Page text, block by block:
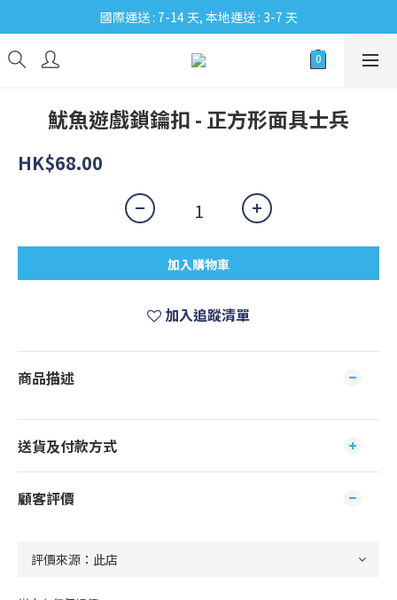
國際運送 : 7-14 天, 本地運送 : 3-7 天
魷魚遊戲鎖鑰扣 - 正方形面具士兵
HK$68.00
加入購物車
加入追蹤清單
商品描述
送貨及付款方式
顧客評價